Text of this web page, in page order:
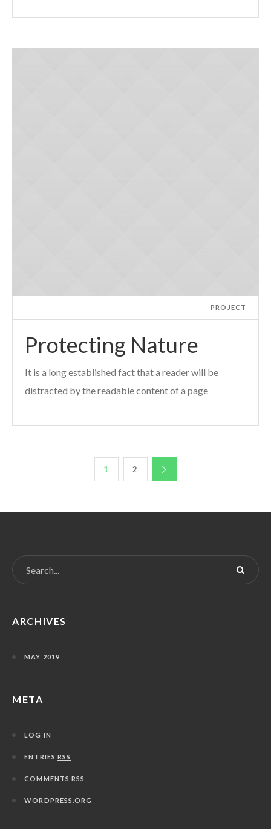
PROJECT
Protecting Nature
It is a long established fact that a reader will be
distracted by the readable content of a page
1 2
ARCHIVES
MAY 2019
META
LOG IN
ENTRIESRSS
COMMENTSRSS
WORDPRESS.ORG